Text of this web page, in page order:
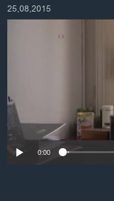
ໄປການເລືອກຕັ້ງ ປະທານາທີບໍດີ
ອິດສະຫຼະພາບດ້ານການຂ່າວ
ຊີວິດຊາວລາວ
ຊຸມຊົນຊາວລາວ
ວິທະຍາສາດ-ເທັກໂນໂລຈີ
25,08,2015
No
0:00